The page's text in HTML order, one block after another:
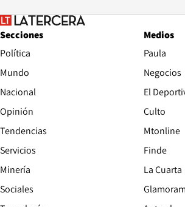
Secciones
Política
Mundo
Nacional
Opinión
Tendencias
Servicios
Minería
Sociales
Medios
Paula
Negocios
El
Culto
Mtonline
Finde
La Cuarta